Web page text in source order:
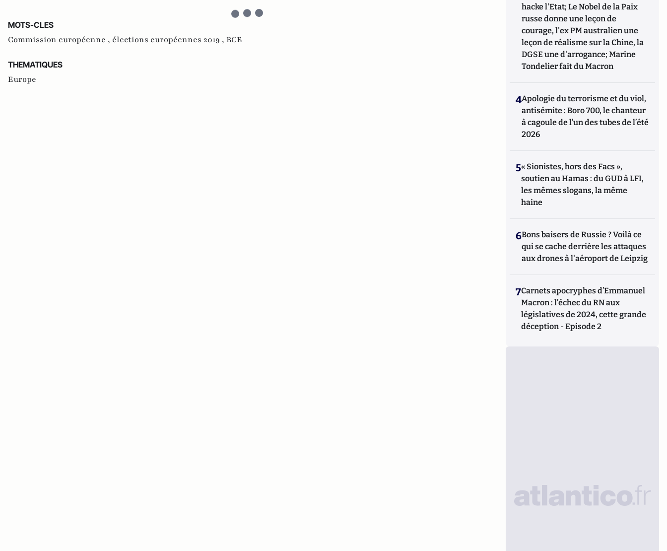
MOTS-CLES
Commission européenne , élections européennes 2019 , BCE
THEMATIQUES
Europe
hacke l'Etat; Le Nobel de la Paix
russe donne une leçon de
courage, l'ex PM australien une
leçon de réalisme sur la Chine, la
DGSE une d'arrogance; Marine
Tondelier fait du Macron
4Apologie du terrorisme et du viol,
antisémite : Boro 700, le chanteur
à cagoule de l’un des tubes de l’été
2026
5« Sionistes, hors des Facs »,
soutien au Hamas : du GUD à LFI,
les mêmes slogans, la même
haine
6Bons baisers de Russie ? Voilà ce
qui se cache derrière les attaques
aux drones à l'aéroport de Leipzig
7Carnets apocryphes d’Emmanuel
Macron : l’échec du RN aux
législatives de 2024, cette grande
déception - Episode 2